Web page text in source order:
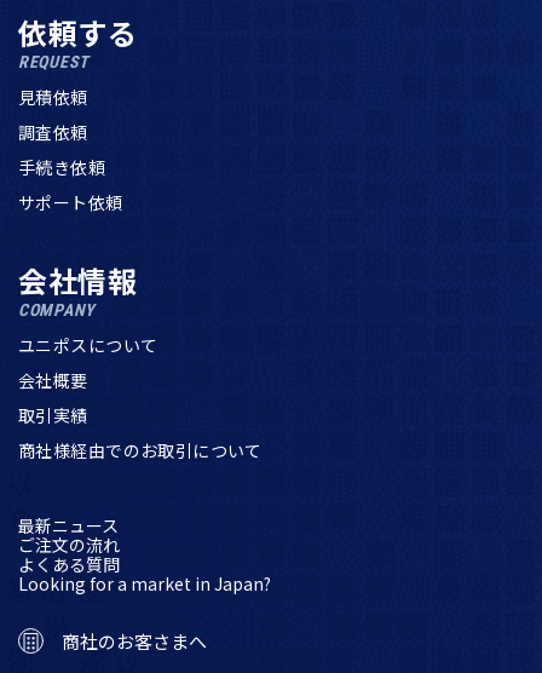
依頼する
REQUEST
見積依頼
調査依頼
手続き依頼
サポート依頼
会社情報
COMPANY
ユニポスについて
会社概要
取引実績
商社様経由でのお取引について
最新ニュース
ご注文の流れ
よくある質問
Looking for a market in Japan?
商社のお客さまへ